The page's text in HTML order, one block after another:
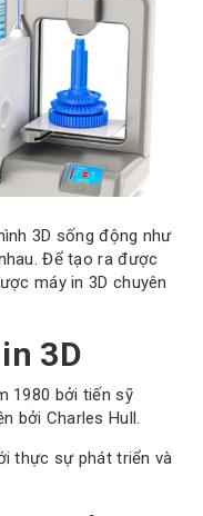
3D sống động như
Để tạo ra được
máy in 3D chuyên
3D
1980 bởi tiến sỹ
bởi Charles Hull.
thực sự phát triển và